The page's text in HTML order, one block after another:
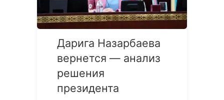
Дарига Назарбаева
вернется — анализ
решения
президента